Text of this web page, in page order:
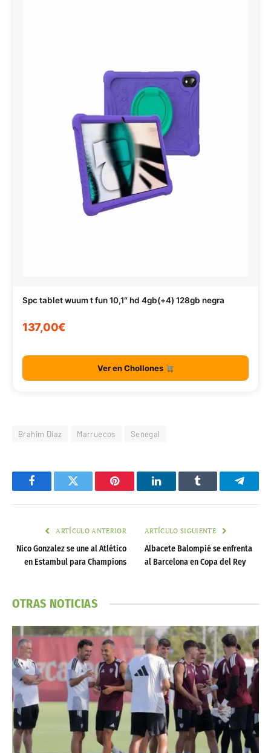
Spc tablet wuum t fun 10,1″ hd 4gb(+4) 128gb negra
137,00€
Ver en Chollones
Brahim Díaz Marruecos Senegal
FacebookTwitter Pinterest LinkedInTumblr
ARTÍCULO ANTERIOR
Nico Gonzalez se une al Atlético
en Estambul para Champions
ARTÍCULO SIGUIENTE
Albacete Balompié se enfrenta
al Barcelona en Copa del Rey
OTRAS NOTICIAS